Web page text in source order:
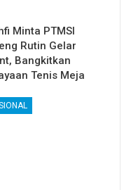
Minta PTMSI
Rutin Gelar
Bangkitkan
Tenis Meja